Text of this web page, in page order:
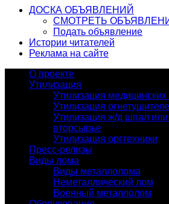
ДОСКА ОБЪЯВЛЕНИЙ
СМОТРЕТЬ
Подать объявление
Истории читателей
Реклама на сайте
О проекте
Утилизация
Утилизация медицинских
Утилизация
Утилизация ж/д шпал
вторсырье
Утилизация оргтехники
Пресс-релизы
Виды лома
Виды металлолома
Неметаллический лом
Военный металлолом